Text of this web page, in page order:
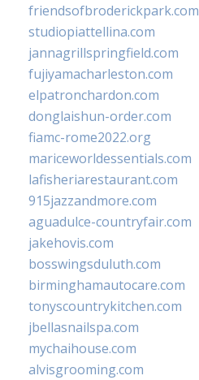
friendsofbroderickpark.com
studiopiattellina.com
jannagrillspringfield.com
fujiyamacharleston.com
elpatronchardon.com
donglaishun-order.com
fiamc-rome2022.org
mariceworldessentials.com
lafisheriarestaurant.com
915jazzandmore.com
aguadulce-countryfair.com
jakehovis.com
bosswingsduluth.com
birminghamautocare.com
tonyscountrykitchen.com
jbellasnailspa.com
mychaihouse.com
alvisgrooming.com